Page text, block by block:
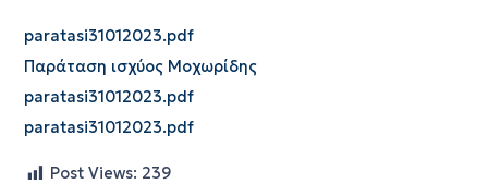
paratasi31012023.pdf
Παράταση ισχύος Μοχωρίδης
paratasi31012023.pdf
paratasi31012023.pdf
Post Views: 239